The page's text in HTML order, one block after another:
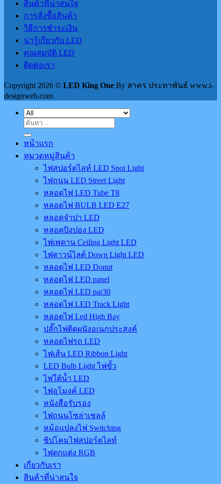
สินค้าที่น่าสนใจ
การสั่งซื้อสินค้า
วิธีการชำระเงิน
น่ารู้เกี่ยวกับ LED
คุณสมบัติ LED
ติดต่อเรา
Copyright 2026 © LED King One By สาคร ประทาพันธ์ www.i-
designweb.com
ค้นหา:
หน้าแรก
หมวดหมู่สินค้า
ไฟสปอร์ตไลท์ LED Spot Light
ไฟถนน LED Street Light
หลอดไฟ LED Tube T8
หลอดไฟ BULB LED E27
หลอดจำปา LED
หลอดปิงปอง LED
ไฟเพดาน Ceiling Light LED
ไฟดาวน์ไลต์ Down Light LED
หลอดไฟ LED Donut
หลอดไฟ LED panel
หลอดไฟ LED par30
หลอดไฟ LED Track Light
หลอดไฟ Led High Bay
ปลั๊กไฟติดผนังอเนกประสงค์
หลอดไฟรถ LED
ไฟเส้น LED Ribbon Light
LED Bulb Light ไฟขั้ว
ไฟใต้น้ำ LED
ไฟอุโมงค์ LED
หนังสือรับรอง
ไฟถนนโซล่าเชลล์
หม้อแปลงไฟ Switching
ชิปโคมไฟสปอร์ตไลท์
ไฟตกแต่ง RGB
เกี่ยวกับเรา
สินค้าที่น่าสนใจ